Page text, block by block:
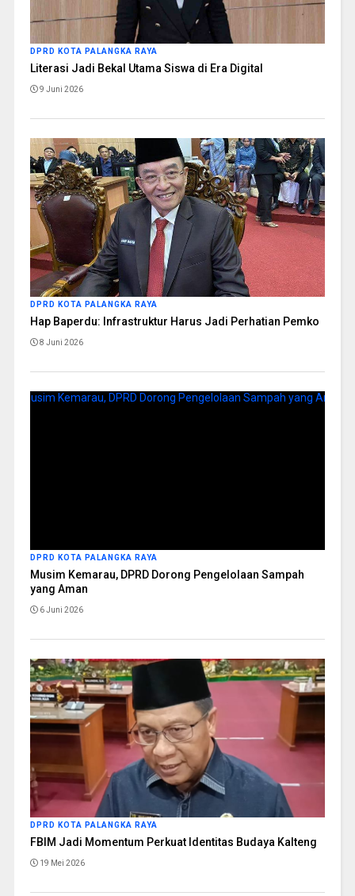
DPRD KOTA PALANGKA RAYA
Literasi Jadi Bekal Utama Siswa di Era Digital
9 Juni 2026
DPRD KOTA PALANGKA RAYA
Hap Baperdu: Infrastruktur Harus Jadi Perhatian Pemko
8 Juni 2026
DPRD KOTA PALANGKA RAYA
Musim Kemarau, DPRD Dorong Pengelolaan Sampah
yang Aman
6 Juni 2026
DPRD KOTA PALANGKA RAYA
FBIM Jadi Momentum Perkuat Identitas Budaya Kalteng
19 Mei 2026